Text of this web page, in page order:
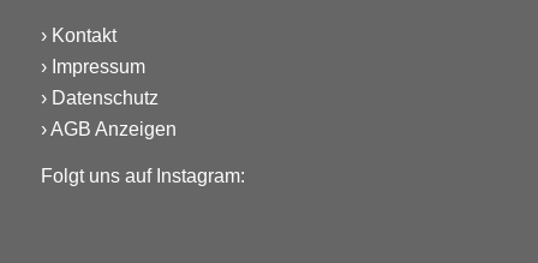
› Kontakt
› Impressum
› Datenschutz
›AGB Anzeigen
Folgt uns auf Instagram: